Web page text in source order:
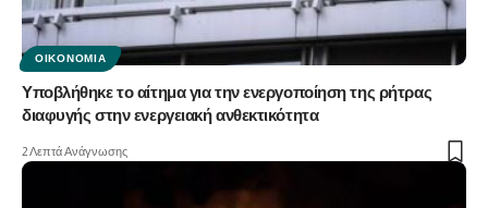
ΟΙΚΟΝΟΜΊΑ
Υποβλήθηκε το αίτημα για την ενεργοποίηση της ρήτρας
διαφυγής στην ενεργειακή ανθεκτικότητα
2 Λεπτά Ανάγνωσης